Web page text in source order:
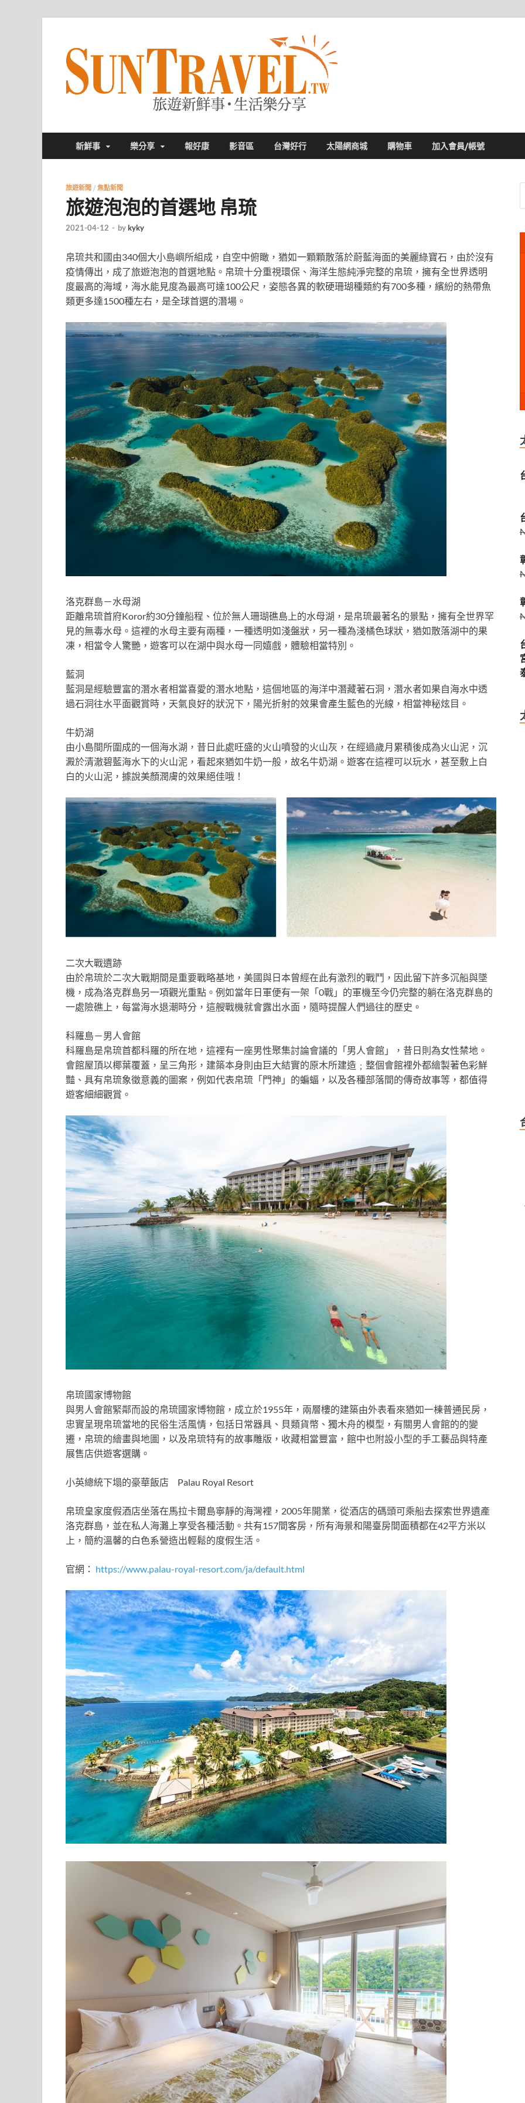
新鮮事 樂分享 報好康 影音區 台灣好行 太陽網商城 購物車 加入會員/帳號
旅遊新聞 / 焦點新聞
旅遊泡泡的首選地 帛琉
2021-04-12 - bykyky
帛琉共和國由340個大小島嶼所組成，自空中俯瞰，猶如一顆顆散落於蔚藍海面的美麗綠寶石，由於沒有
疫情傳出，成了旅遊泡泡的首選地點。帛琉十分重視環保、海洋生態純淨完整的帛琉，擁有全世界透明
度最高的海域，海水能見度為最高可達100公尺，姿態各異的軟硬珊瑚種類約有700多種，繽紛的熱帶魚
類更多達1500種左右，是全球首選的潛場。
洛克群島－水母湖
距離帛琉首府Koror約30分鐘船程、位於無人珊瑚礁島上的水母湖，是帛琉最著名的景點，擁有全世界罕
見的無毒水母。這裡的水母主要有兩種，一種透明如淺盤狀，另一種為淺橘色球狀，猶如散落湖中的果
凍，相當令人驚艷，遊客可以在湖中與水母一同嬉戲，體驗相當特別。
藍洞
藍洞是經驗豐富的潛水者相當喜愛的潛水地點，這個地區的海洋中潛藏著石洞，潛水者如果自海水中透
過石洞往水平面觀賞時，天氣良好的狀況下，陽光折射的效果會產生藍色的光線，相當神秘炫目。
牛奶湖
由小島間所圍成的一個海水湖，昔日此處旺盛的火山噴發的火山灰，在經過歲月累積後成為火山泥，沉
澱於清澈碧藍海水下的火山泥，看起來猶如牛奶一般，故名牛奶湖。遊客在這裡可以玩水，甚至敷上白
白的火山泥，據說美顏潤膚的效果絕佳哦！
二次大戰遺跡
由於帛琉於二次大戰期間是重要戰略基地，美國與日本曾經在此有激烈的戰鬥，因此留下許多沉船與墜
機，成為洛克群島另一項觀光重點。例如當年日軍便有一架「0戰」的軍機至今仍完整的躺在洛克群島的
一處險礁上，每當海水退潮時分，這艘戰機就會露出水面，隨時提醒人們過往的歷史。
科羅島－男人會館
科羅島是帛琉首都科羅的所在地，這裡有一座男性聚集討論會議的「男人會館」，昔日則為女性禁地。
會館屋頂以椰葉覆蓋，呈三角形，建築本身則由巨大結實的原木所建造﹔整個會館裡外都繪製著色彩鮮
豔、具有帛琉象徵意義的圖案，例如代表帛琉「門神」的蝙蝠，以及各種部落間的傳奇故事等，都值得
遊客細細觀賞。
帛琉國家博物館
與男人會館緊鄰而設的帛琉國家博物館，成立於1955年，兩層樓的建築由外表看來猶如一棟普通民房，
忠實呈現帛琉當地的民俗生活風情，包括日常器具、貝類貨幣、獨木舟的模型，有關男人會館的的變
遷，帛琉的繪畫與地圖，以及帛琉特有的故事雕版，收藏相當豐富，館中也附設小型的手工藝品與特產
展售店供遊客選購。
小英總統下塌的豪華飯店 Palau Royal Resort
帛琉皇家度假酒店坐落在馬拉卡爾島寧靜的海灣裡，2005年開業，從酒店的碼頭可乘船去探索世界遺產
洛克群島，並在私人海灘上享受各種活動。共有157間客房，所有海景和陽臺房間面積都在42平方米以
上，簡約溫馨的白色系營造出輕鬆的度假生活。
官網： https://www.palau-royal-resort.com/ja/default.html